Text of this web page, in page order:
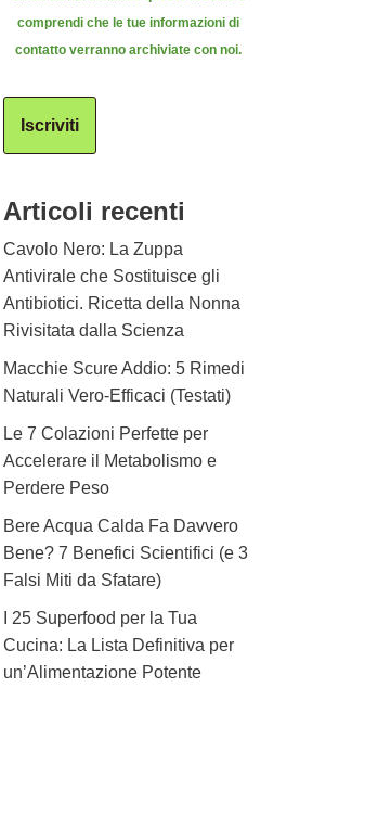
comprendi che le tue informazioni di
contatto verranno archiviate con noi.
Iscriviti
Articoli recenti
Cavolo Nero: La Zuppa
Antivirale che Sostituisce gli
Antibiotici. Ricetta della Nonna
Rivisitata dalla Scienza
Macchie Scure Addio: 5 Rimedi
Naturali Vero-Efficaci (Testati)
Le 7 Colazioni Perfette per
Accelerare il Metabolismo e
Perdere Peso
Bere Acqua Calda Fa Davvero
Bene? 7 Benefici Scientifici (e 3
Falsi Miti da Sfatare)
I 25 Superfood per la Tua
Cucina: La Lista Definitiva per
un’Alimentazione Potente